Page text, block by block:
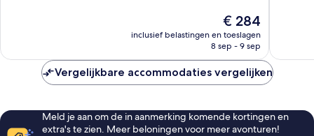
De
prijs
is
€ 284
inclusief belastingen en toeslagen
8 sep - 9 sep
Vergelijkbare accommodaties vergelijken
Meld je aan om de in aanmerking komende kortingen en
extra's te zien. Meer beloningen voor meer avonturen!